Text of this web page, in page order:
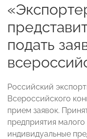
подать
Российский
Всероссийского
прием заявок.
предприятия
индивидуальные